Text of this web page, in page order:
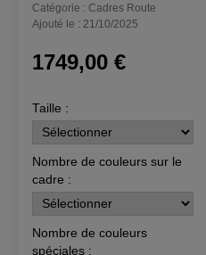
&
Compatible
Varia
d’occasion
►
Roues
Roues
Aksel
►
Vêtements
Catégorie : Cadres Route
Ajouté le : 21/10/2025
1749,00 €
Taille :
Nombre de couleurs sur le
cadre :
Nombre de couleurs
spéciales :